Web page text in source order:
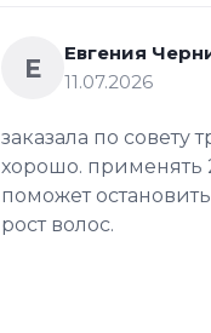
Е
Евгения
11.07.2026
заказала по совету
хорошо. применять
поможет
рост волос.